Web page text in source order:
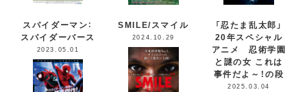
スパイダーマン：
スパイダーバース
2023.05.01
SMILE/スマイル
2024.10.29
「忍たま乱太郎」
20年スペシャル
アニメ 忍術学園
と謎の女 これは
事件だよ～！の段
2025.03.04